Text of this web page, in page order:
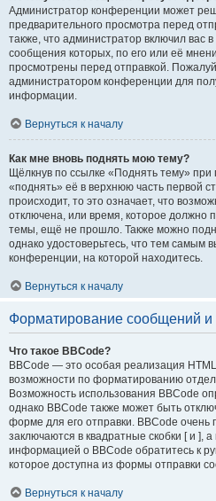
Администратор конференции может
предварительного просмотра перед
также, что администратор включил вас
сообщения которых, по его или её
просмотрены перед отправкой.
администратором конференции для
информации.
Вернуться к началу
Как мне вновь поднять мою тему?
Щёлкнув по ссылке «Поднять тему»
«поднять» её в верхнюю часть первой
происходит, то это означает, что
отключена, или время, которое должно
темы, ещё не прошло. Также можно
однако удостоверьтесь, что тем самым
конференции, на которой находитесь.
Вернуться к началу
Форматирование сообщений
Что такое BBCode?
BBCode — это особая реализация
возможности по форматированию
Возможность использования BBCode
однако BBCode также может быть
форме для его отправки. BBCode очень
заключаются в квадратные скобки [ и ],
информацией о BBCode обратитесь к
которое доступна из формы отправки
Вернуться к началу